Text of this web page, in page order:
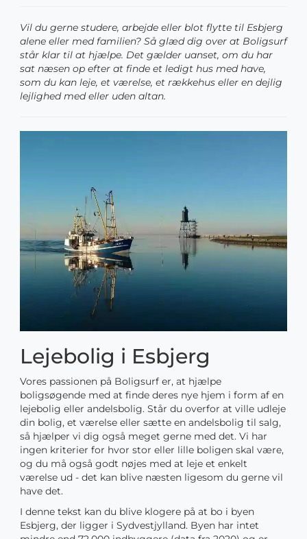
Vil du gerne studere, arbejde eller blot flytte til Esbjerg
alene eller med familien? Så glæd dig over at Boligsurf
står klar til at hjælpe. Det gælder uanset, om du har
sat næsen op efter at finde et ledigt hus med have,
som du kan leje, et værelse, et rækkehus eller en dejlig
lejlighed med eller uden altan.
Lejebolig i Esbjerg
Vores passionen på Boligsurf er, at hjælpe
boligsøgende med at finde deres nye hjem i form af en
lejebolig eller andelsbolig. Står du overfor at ville udleje
din bolig, et værelse eller sætte en andelsbolig til salg,
så hjælper vi dig også meget gerne med det. Vi har
ingen kriterier for hvor stor eller lille boligen skal være,
og du må også godt nøjes med at leje et enkelt
værelse ud - det kan blive næsten ligesom du gerne vil
have det.
I denne tekst kan du blive klogere på at bo i byen
Esbjerg, der ligger i Sydvestjylland. Byen har intet